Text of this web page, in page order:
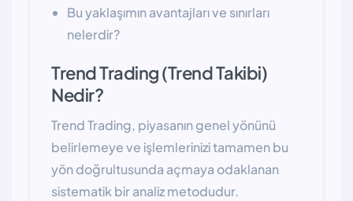
Bu yaklaşımın avantajları ve sınırları
nelerdir?
Trend Trading (Trend Takibi)
Nedir?
Trend Trading, piyasanın genel yönünü
belirlemeye ve işlemlerinizi tamamen bu
yön doğrultusunda açmaya odaklanan
sistematik bir analiz metodudur.